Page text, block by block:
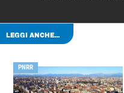
LEGGI ANCHE...
PNRR